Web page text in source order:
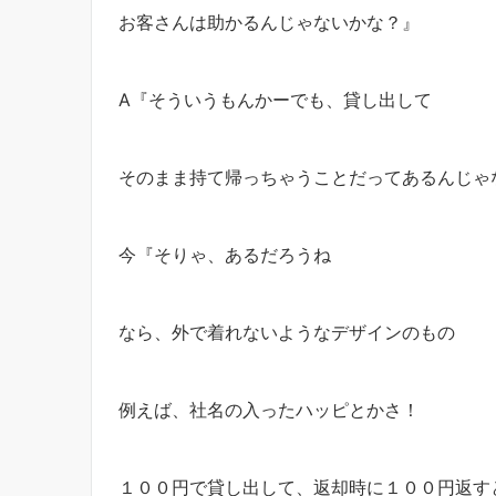
お客さんは助かるんじゃないかな？』
A『そういうもんかーでも、貸し出して
そのまま持て帰っちゃうことだってあるんじゃ
今『そりゃ、あるだろうね
なら、外で着れないようなデザインのもの
例えば、社名の入ったハッピとかさ！
１００円で貸し出して、返却時に１００円返す